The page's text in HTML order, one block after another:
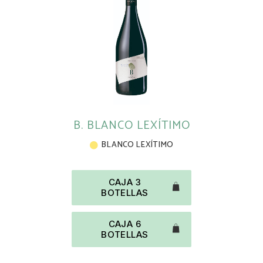
B. BLANCO LEXÍTIMO
BLANCO LEXÍTIMO
CAJA 3
BOTELLAS
CAJA 6
BOTELLAS